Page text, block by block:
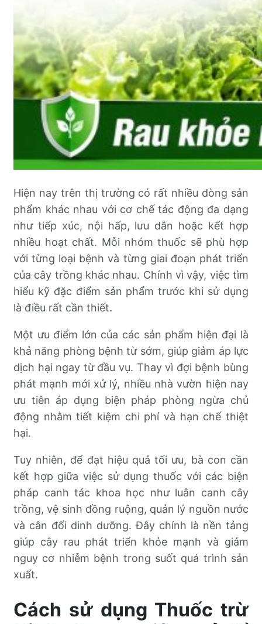
Hiện nay trên thị trường có rất nhiều dòng sản
phẩm khác nhau với cơ chế tác động đa dạng
như tiếp xúc, nội hấp, lưu dẫn hoặc kết hợp
nhiều hoạt chất. Mỗi nhóm thuốc sẽ phù hợp
với từng loại bệnh và từng giai đoạn phát triển
của cây trồng khác nhau. Chính vì vậy, việc tìm
hiểu kỹ đặc điểm sản phẩm trước khi sử dụng
là điều rất cần thiết.
Một ưu điểm lớn của các sản phẩm hiện đại là
khả năng phòng bệnh từ sớm, giúp giảm áp lực
dịch hại ngay từ đầu vụ. Thay vì đợi bệnh bùng
phát mạnh mới xử lý, nhiều nhà vườn hiện nay
ưu tiên áp dụng biện pháp phòng ngừa chủ
động nhằm tiết kiệm chi phí và hạn chế thiệt
hại.
Tuy nhiên, để đạt hiệu quả tối ưu, bà con cần
kết hợp giữa việc sử dụng thuốc với các biện
pháp canh tác khoa học như luân canh cây
trồng, vệ sinh đồng ruộng, quản lý nguồn nước
và cân đối dinh dưỡng. Đây chính là nền tảng
giúp cây rau phát triển khỏe mạnh và giảm
nguy cơ nhiễm bệnh trong suốt quá trình sản
xuất.
Cách sử dụng Thuốc trừ